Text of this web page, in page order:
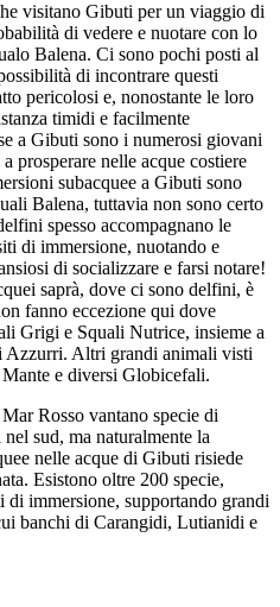
visitano Gibuti per un viaggio di
di vedere e nuotare con lo
Balena. Ci sono pochi posti al
di incontrare questi
pericolosi e, nonostante le loro
timidi e facilmente
a Gibuti sono i numerosi giovani
prosperare nelle acque costiere
subacquee a Gibuti sono
Balena, tuttavia non sono certo
spesso accompagnano le
di immersione, nuotando e
di socializzare e farsi notare!
saprà, dove ci sono delfini, è
fanno eccezione qui dove
Grigi e Squali Nutrice, insieme a
Azzurri. Altri grandi animali visti
e diversi Globicefali.
Rosso vantano specie di
sud, ma naturalmente la
nelle acque di Gibuti risiede
Esistono oltre 200 specie,
immersione, supportando grandi
banchi di Carangidi, Lutianidi e